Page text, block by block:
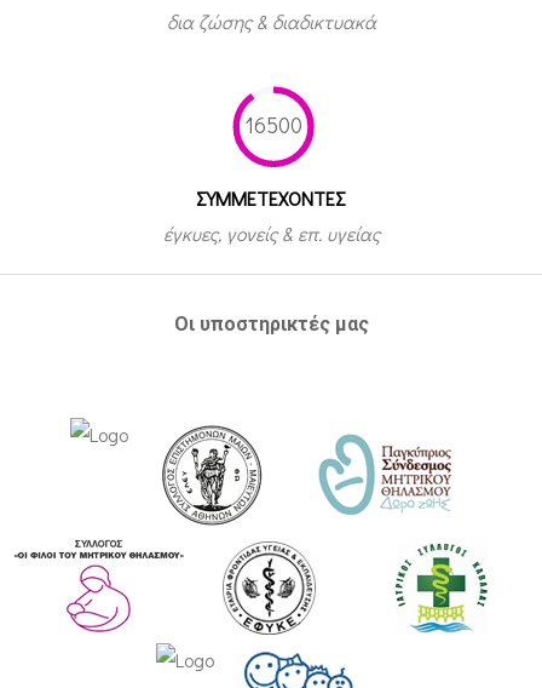
δια ζώσης & διαδικτυακά
16500
ΣΥΜΜΕΤEΧΟΝΤΕΣ
έγκυες, γονείς & επ. υγείας
Οι υποστηρικτές μας